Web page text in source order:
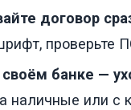
договор
проверьте
банке —
наличные или с